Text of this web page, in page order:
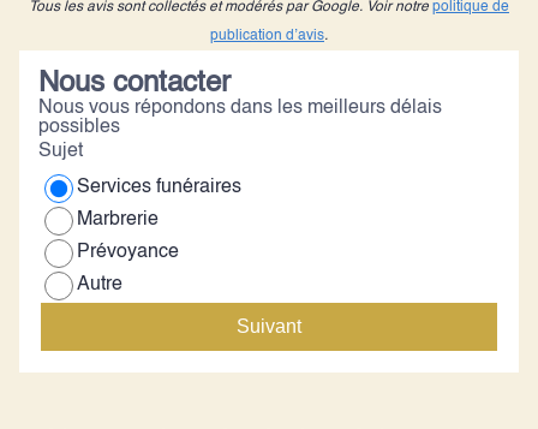
Un grand merci à Stéphane et à l'ensemble de son
équipe pour leurs accompagnements professionnels,
leurs gentillesses, leurs valeurs humaines et leurs
respects dont il ont fait preuve tout le long,
Tous les avis sont collectés et modérés par Google. Voir notre politique de
publication d’avis.
Nous contacter
Nous vous répondons dans les meilleurs délais
possibles
Sujet
Services funéraires
Marbrerie
Prévoyance
Autre
Suivant